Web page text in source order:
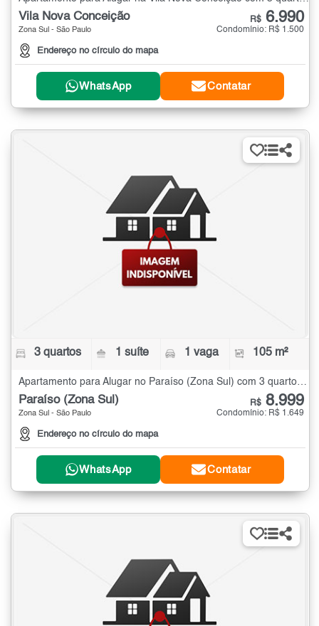
Vila Nova Conceição
Zona Sul - São Paulo
Endereço no círculo do mapa
R$ 6.990
Condomínio: R$ 1.500
WhatsApp Contatar
3 quartos 1 suíte 1 vaga 105 m²
Apartamento para Alugar no Paraíso (Zona Sul) com 3 quartos - 105 m²
Paraíso (Zona Sul)
Zona Sul - São Paulo
Endereço no círculo do mapa
R$ 8.999
Condomínio: R$ 1.649
WhatsApp Contatar